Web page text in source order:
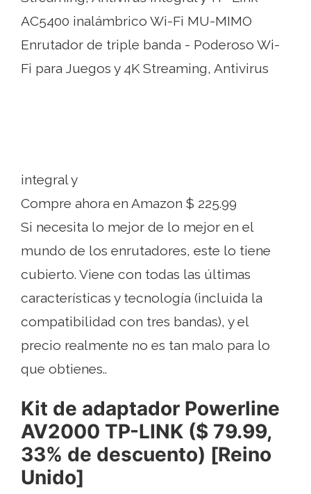
AC5400 inalámbrico Wi-Fi MU-MIMO
Enrutador de triple banda - Poderoso Wi-
Fi para Juegos y 4K Streaming, Antivirus
integral y
Compre ahora en Amazon $ 225.99
Si necesita lo mejor de lo mejor en el
mundo de los enrutadores, este lo tiene
cubierto. Viene con todas las últimas
características y tecnología (incluida la
compatibilidad con tres bandas), y el
precio realmente no es tan malo para lo
que obtienes..
Kit de adaptador Powerline
AV2000 TP-LINK ($ 79.99,
33% de descuento) [Reino
Unido]